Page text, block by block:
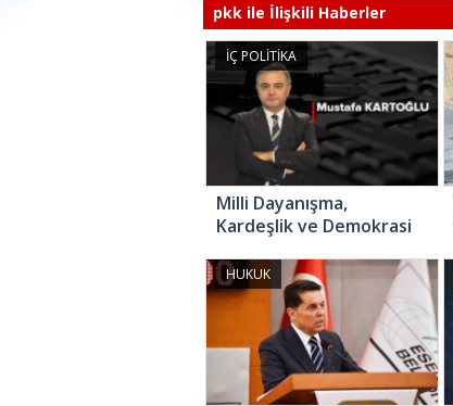
pkk ile İlişkili Haberler
İÇ POLİTİKA
Milli Dayanışma,
Kardeşlik ve Demokrasi
HUKUK